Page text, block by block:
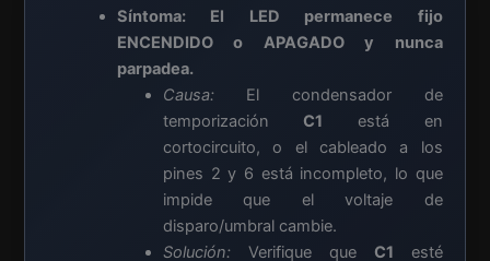
Síntoma: El LED permanece fijo
ENCENDIDO o APAGADO y nunca
parpadea.
Causa:El condensador de
temporización C1 está en
cortocircuito, o el cableado a los
pines 2 y 6 está incompleto, lo que
impide que el voltaje de
disparo/umbral cambie.
Solución:Verifique que C1 esté